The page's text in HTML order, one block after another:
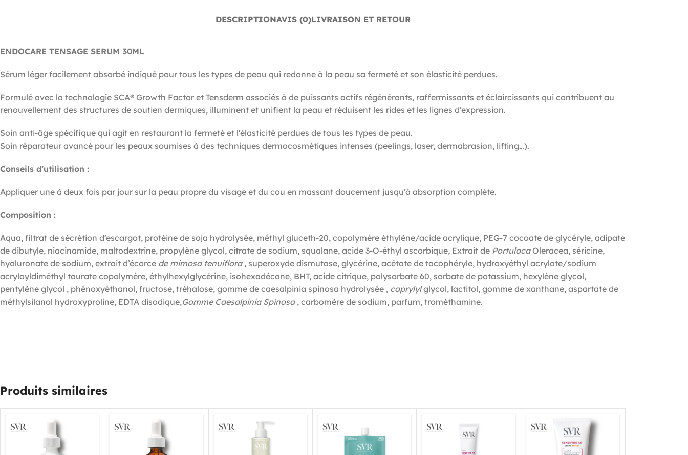
DESCRIPTIONAVIS (0)LIVRAISON ET RETOUR
ENDOCARE TENSAGE SERUM 30ML
Sérum léger facilement absorbé indiqué pour tous les types de peau qui redonne à la peau sa fermeté et son élasticité perdues.
Formulé avec la technologie SCA® Growth Factor et Tensderm associés à de puissants actifs régénérants, raffermissants et éclaircissants qui contribuent au
renouvellement des structures de soutien dermiques, illuminent et unifient la peau et réduisent les rides et les lignes d’expression.
Soin anti-âge spécifique qui agit en restaurant la fermeté et l’élasticité perdues de tous les types de peau.
Soin réparateur avancé pour les peaux soumises à des techniques dermocosmétiques intenses (peelings, laser, dermabrasion, lifting…).
Conseils d’utilisation :
Appliquer une à deux fois par jour sur la peau propre du visage et du cou en massant doucement jusqu’à absorption complète.
Composition :
Aqua, filtrat de sécrétion d’escargot, protéine de soja hydrolysée, méthyl gluceth-20, copolymère éthylène/acide acrylique, PEG-7 cocoate de glycéryle, adipate
de dibutyle, niacinamide, maltodextrine, propylène glycol, citrate de sodium, squalane, acide 3-O-éthyl ascorbique, Extrait de PortulacaOleracea, séricine,
hyaluronate de sodium, extrait d’écorce de mimosa tenuiflora, superoxyde dismutase, glycérine, acétate de tocophéryle, hydroxyéthyl acrylate/sodium
acryloyldiméthyl taurate copolymère, éthylhexylglycérine, isohexadécane, BHT, acide citrique, polysorbate 60, sorbate de potassium, hexylène glycol,
pentylène glycol , phénoxyéthanol, fructose, tréhalose, gomme de caesalpinia spinosa hydrolysée , caprylylglycol, lactitol, gomme de xanthane, aspartate de
méthylsilanol hydroxyproline, EDTA disodique,Gomme Caesalpinia Spinosa, carbomère de sodium, parfum, trométhamine.
Produits similaires